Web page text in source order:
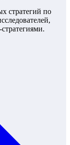
стратегий по